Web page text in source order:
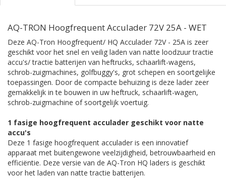
AQ-TRON Hoogfrequent Acculader 72V 25A - WET
Deze AQ-Tron Hoogfrequent/ HQ Acculader 72V - 25A is zeer
geschikt voor het snel en veilig laden van natte loodzuur tractie
accu's/ tractie batterijen van heftrucks, schaarlift-wagens,
schrob-zuigmachines, golfbuggy's, grot schepen en soortgelijke
toepassingen. Door de compacte behuizing is deze lader zeer
gemakkelijk in te bouwen in uw heftruck, schaarlift-wagen,
schrob-zuigmachine of soortgelijk voertuig.
1 fasige hoogfrequent acculader geschikt voor natte
accu's
Deze 1 fasige hoogfrequent acculader is een innovatief
apparaat met buitengewone veelzijdigheid, betrouwbaarheid en
efficiëntie. Deze versie van de AQ-Tron HQ laders is geschikt
voor het laden van natte tractie batterijen.